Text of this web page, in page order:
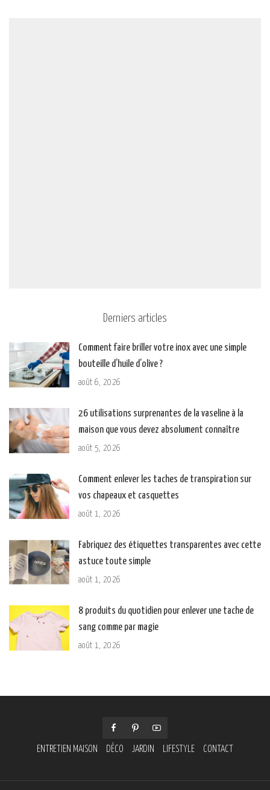
Derniers articles
Comment faire briller votre inox avec une simple
bouteille d’huile d’olive ?
août 6, 2026
26 utilisations surprenantes de la vaseline à la
maison que vous devez absolument connaître
août 5, 2026
Comment enlever les taches de transpiration sur
vos chapeaux et casquettes
août 1, 2026
Fabriquez des étiquettes transparentes avec cette
astuce toute simple
août 1, 2026
8 produits du quotidien pour enlever une tache de
sang comme par magie
août 1, 2026
ENTRETIEN MAISON DÉCO JARDIN LIFESTYLE CONTACT